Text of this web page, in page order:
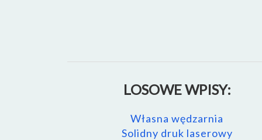
LOSOWE WPISY:
Własna wędzarnia
Solidny druk laserowy